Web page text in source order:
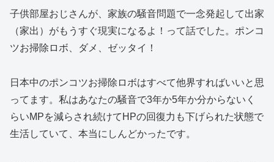
子供部屋おじさんが、家族の騒音問題で一念発起して出家
（家出）がもうすぐ現実になるよ！って話でした。ポンコ
ツお掃除ロボ、ダメ、ゼッタイ！
日本中のポンコツお掃除ロボはすべて他界すればいいと思
ってます。私はあなたの騒音で3年か5年か分からないく
らいMPを減らされ続けてHPの回復力も下げられた状態で
生活していて、本当にしんどかったです。